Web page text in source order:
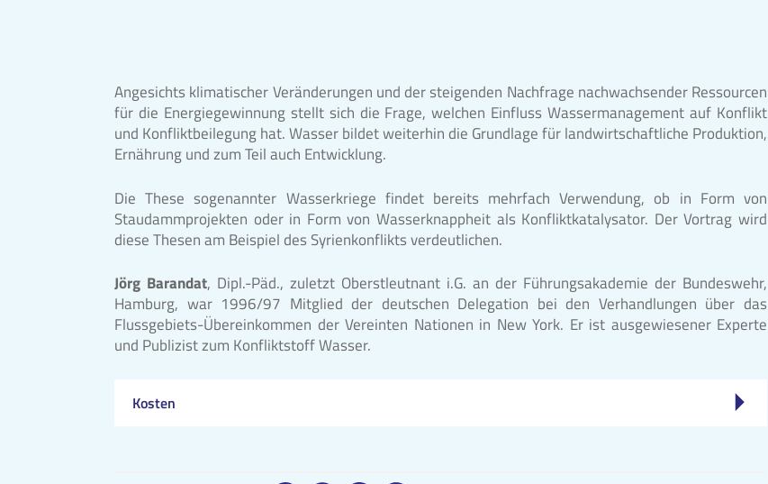
Angesichts klimatischer Veränderungen und der steigenden Nachfrage nachwachsender Ressourcen
für die Energiegewinnung stellt sich die Frage, welchen Einfluss Wassermanagement auf Konflikt
und Konfliktbeilegung hat. Wasser bildet weiterhin die Grundlage für landwirtschaftliche Produktion,
Ernährung und zum Teil auch Entwicklung.
Die These sogenannter Wasserkriege findet bereits mehrfach Verwendung, ob in Form von
Staudammprojekten oder in Form von Wasserknappheit als Konfliktkatalysator. Der Vortrag wird
diese Thesen am Beispiel des Syrienkonflikts verdeutlichen.
Jörg Barandat, Dipl.-Päd., zuletzt Oberstleutnant i.G. an der Führungsakademie der Bundeswehr,
Hamburg, war 1996/97 Mitglied der deutschen Delegation bei den Verhandlungen über das
Flussgebiets-Übereinkommen der Vereinten Nationen in New York. Er ist ausgewiesener Experte
und Publizist zum Konfliktstoff Wasser.
Kosten